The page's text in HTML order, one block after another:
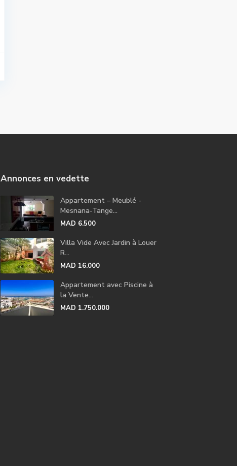
Annonces en vedette
Appartement – Meublé -
Mesnana-Tange...
MAD 6.500
Villa Vide Avec Jardin à Louer
R...
MAD 16.000
Appartement avec Piscine à
la Vente...
MAD 1.750.000